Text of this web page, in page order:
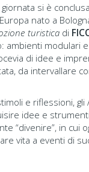
si è
nato a
turistica di
ambienti modulari
di idee e
da intervallare
e riflessioni,
idee e
“divenire”, in cui
vita a eventi di